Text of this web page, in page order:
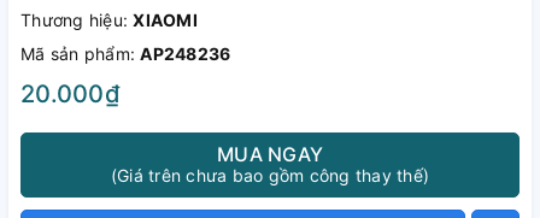
Thương hiệu:XIAOMI
Mã sản phẩm:AP248236
20.000₫
MUA NGAY
(Giá trên chưa bao gồm công thay thế)